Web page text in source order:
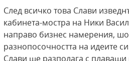
След всичко това Слави
кабинета-мостра на Ники
направо бизнес намерения,
разнопосочността на идеите
Слави ще разполага с плаващи